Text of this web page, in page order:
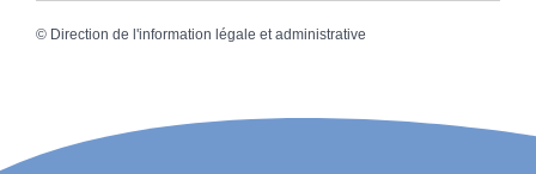
© Direction de l'information légale et administrative